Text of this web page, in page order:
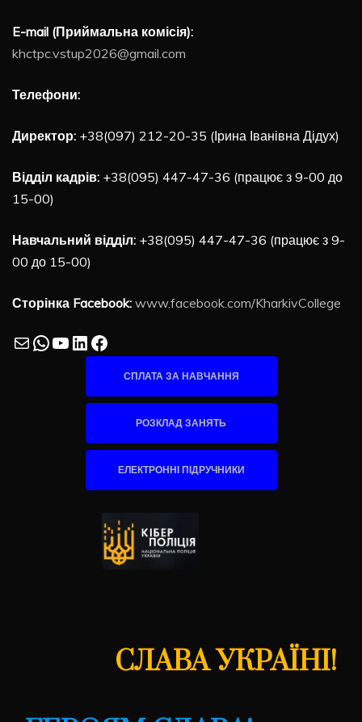
E-mail (Приймальна комісія):
khctpc.vstup2026@gmail.com
Телефони:
Директор: +38(097) 212-20-35 (Ірина Іванівна Дідух)
Відділ кадрів: +38(095) 447-47-36 (працює з 9-00 до
15-00)
Навчальний відділ: +38(095) 447-47-36 (працює з 9-
00 до 15-00)
Сторінка Facebook: www.facebook.com/KharkivCollege
MailWhatsApp
YouTube
LinkedIn
Facebook
СПЛАТА ЗА НАВЧАННЯ
РОЗКЛАД ЗАНЯТЬ
ЕЛЕКТРОННІ ПІДРУЧНИКИ
СЛАВА УКРАЇНІ!